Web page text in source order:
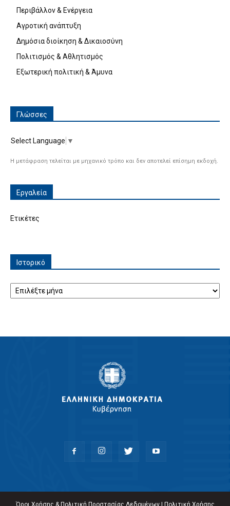
Περιβάλλον & Ενέργεια
Αγροτική ανάπτυξη
Δημόσια διοίκηση & Δικαιοσύνη
Πολιτισμός & Αθλητισμός
Εξωτερική πολιτική & Άμυνα
Γλώσσες
Select Language ▼
Η μετάφραση τελείται με μηχανικό τρόπο και δεν αποτελεί επίσημη εκδοχή.
Εργαλεία
Ετικέτες
Ιστορικό